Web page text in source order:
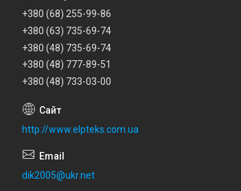
+380 (68) 255-99-86
+380 (63) 735-69-74
+380 (48) 735-69-74
+380 (48) 777-89-51
+380 (48) 733-03-00
http://www.elpteks.com.ua
dik2005@ukr.net